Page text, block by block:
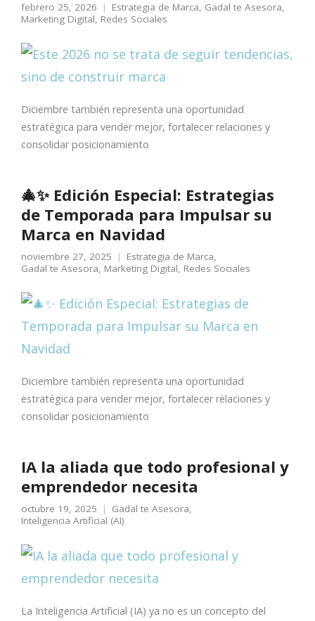
febrero 25, 2026 Estrategia de Marca, Gadal te Asesora,
Marketing Digital, Redes Sociales
Diciembre también representa una oportunidad
estratégica para vender mejor, fortalecer relaciones y
consolidar posicionamiento
🎄✨ Edición Especial: Estrategias
de Temporada para Impulsar su
Marca en Navidad
noviembre 27, 2025 Estrategia de Marca,
Gadal te Asesora, Marketing Digital, Redes Sociales
Diciembre también representa una oportunidad
estratégica para vender mejor, fortalecer relaciones y
consolidar posicionamiento
IA la aliada que todo profesional y
emprendedor necesita
octubre 19, 2025 Gadal te Asesora,
Inteligencia Artificial (AI)
La Inteligencia Artificial (IA) ya no es un concepto del